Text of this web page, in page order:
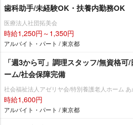
歯科助手/未経験OK・扶養内勤務OK
医療法人社団拓美会
時給1,250円～1,350円
アルバイト・パート / 東京都
「週3から可」調理スタッフ/無資格
ーム/社会保障完備
社会福祉法人アゼリヤ会/特別養護老人ホーム
時給1,600円
アルバイト・パート / 東京都